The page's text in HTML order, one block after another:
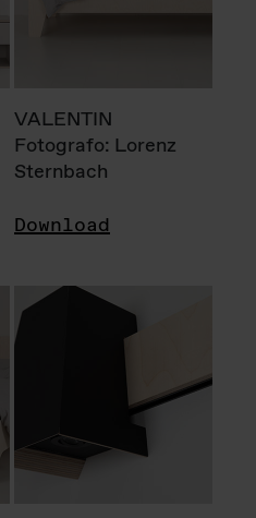
VALENTIN
Fotografo: Lorenz
Sternbach
Download